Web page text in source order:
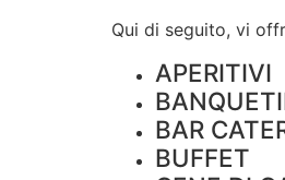
Qui di seguito, vi
APERITIVI
BAR
BUFFET